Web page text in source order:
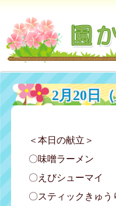
2月20日
＜本日の献立＞
〇味噌ラーメン
〇えびシューマイ
〇スティックきゅう